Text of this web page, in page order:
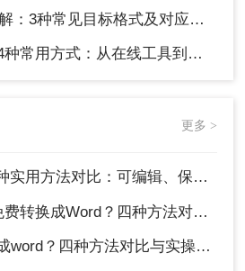
种常见目标格式及对应操作方法！
方式：从在线工具到桌面软件全梳理！
更多 >
法对比：可编辑、保格式、避风险！
？四种方法对比与实操指南（附详细表格）!
四种方法对比与实操指南（附详细表格）